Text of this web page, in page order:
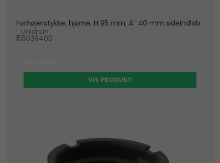
Forhøjerstykke, hjørne, H 95 mm, Â¯ 40 mm sideindløb
Unidrain
155039400
VIS PRODUKT